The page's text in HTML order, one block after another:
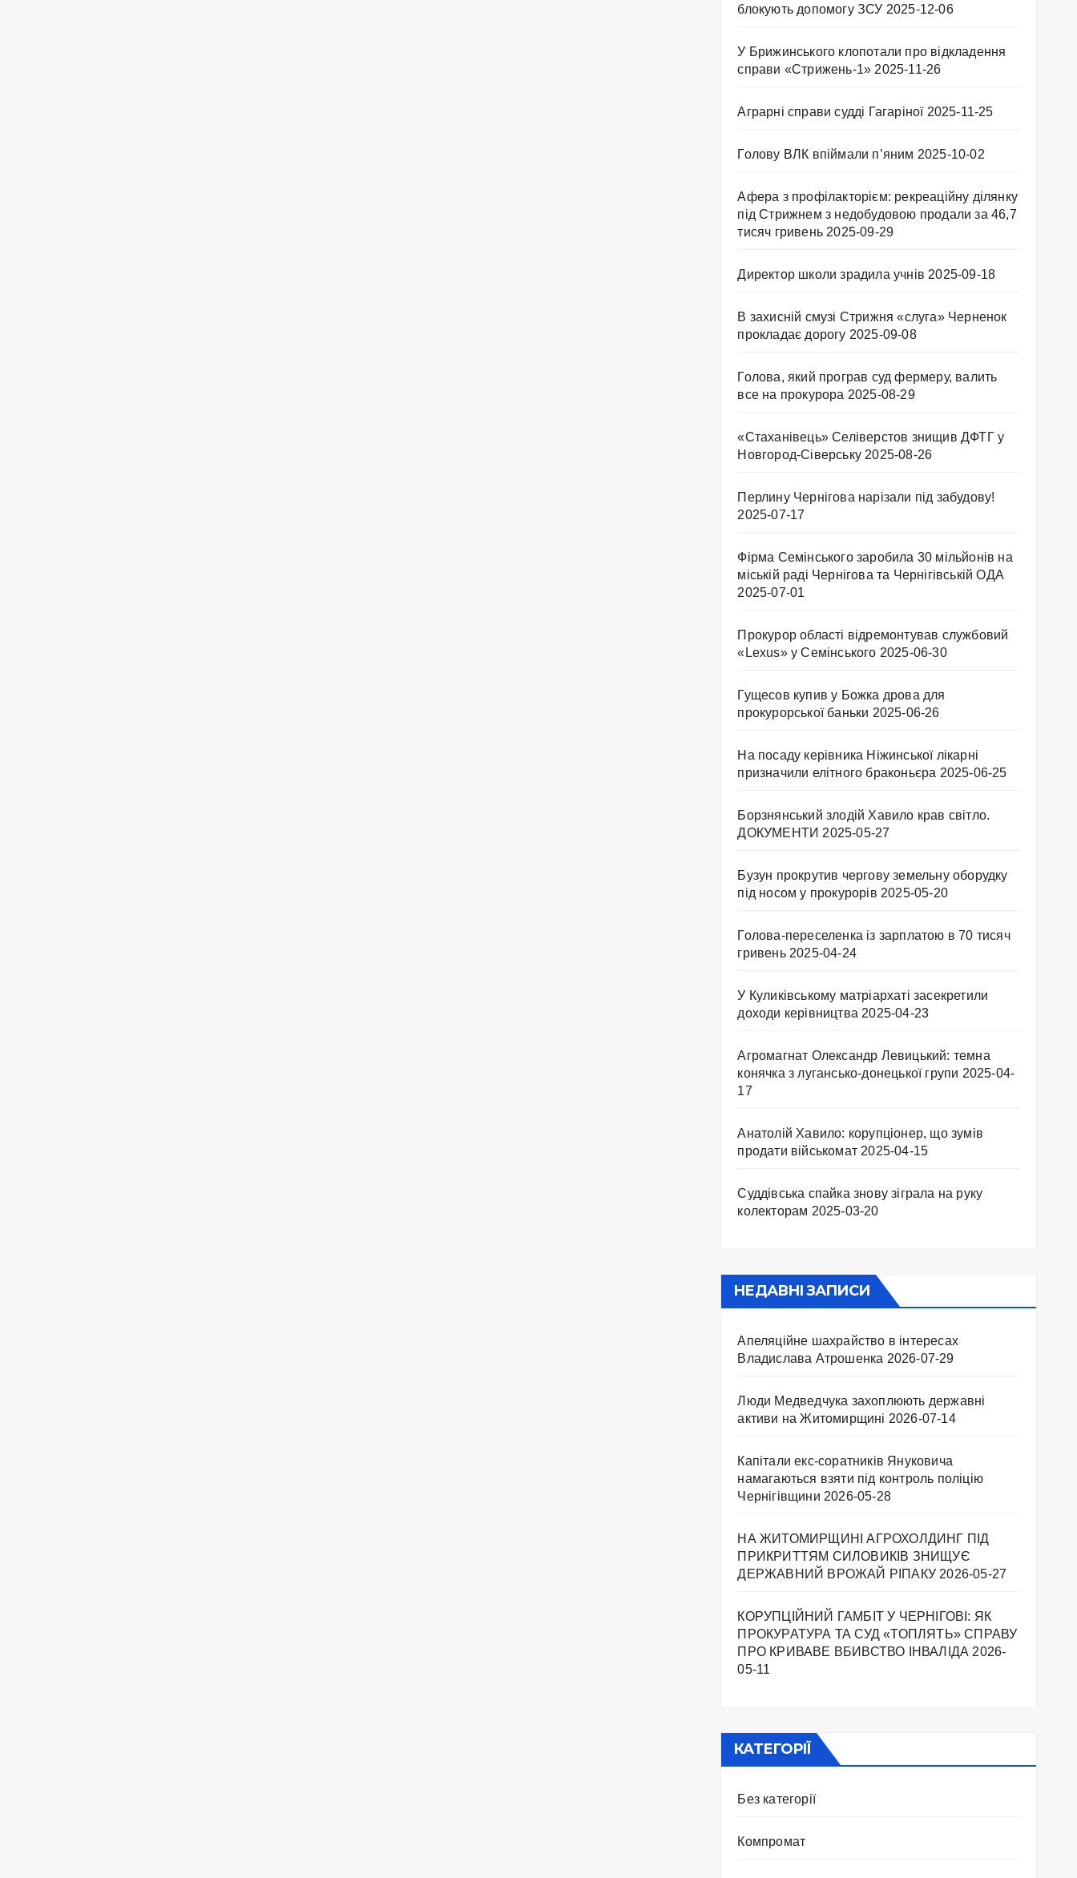
блокують допомогу ЗСУ 2025-12-06
У Брижинського клопотали про відкладення
справи «Стрижень-1» 2025-11-26
Аграрні справи судді Гагаріної 2025-11-25
Голову ВЛК впіймали п’яним 2025-10-02
Афера з профілакторієм: рекреаційну ділянку
під Стрижнем з недобудовою продали за 46,7
тисяч гривень 2025-09-29
Директор школи зрадила учнів 2025-09-18
В захисній смузі Стрижня «слуга» Черненок
прокладає дорогу 2025-09-08
Голова, який програв суд фермеру, валить
все на прокурора 2025-08-29
«Стаханівець» Селіверстов знищив ДФТГ у
Новгород-Сіверську 2025-08-26
Перлину Чернігова нарізали під забудову!
2025-07-17
Фірма Семінського заробила 30 мільйонів на
міській раді Чернігова та Чернігівській ОДА
2025-07-01
Прокурор області відремонтував службовий
«Lexus» у Семінського 2025-06-30
Гущесов купив у Божка дрова для
прокурорської баньки 2025-06-26
На посаду керівника Ніжинської лікарні
призначили елітного браконьєра 2025-06-25
Борзнянський злодій Хавило крав світло.
ДОКУМЕНТИ 2025-05-27
Бузун прокрутив чергову земельну оборудку
під носом у прокурорів 2025-05-20
Голова-переселенка із зарплатою в 70 тисяч
гривень 2025-04-24
У Куликівському матріархаті засекретили
доходи керівництва 2025-04-23
Агромагнат Олександр Левицький: темна
конячка з лугансько-донецької групи 2025-04-
17
Анатолій Хавило: корупціонер, що зумів
продати військомат 2025-04-15
Суддівська спайка знову зіграла на руку
колекторам 2025-03-20
НЕДАВНІ ЗАПИСИ
Апеляційне шахрайство в інтересах
Владислава Атрошенка 2026-07-29
Люди Медведчука захоплюють державні
активи на Житомирщині 2026-07-14
Капітали екс-соратників Януковича
намагаються взяти під контроль поліцію
Чернігівщини 2026-05-28
НА ЖИТОМИРЩИНІ АГРОХОЛДИНГ ПІД
ПРИКРИТТЯМ СИЛОВИКІВ ЗНИЩУЄ
ДЕРЖАВНИЙ ВРОЖАЙ РІПАКУ ​ 2026-05-27
КОРУПЦІЙНИЙ ГАМБІТ У ЧЕРНІГОВІ: ЯК
ПРОКУРАТУРА ТА СУД «ТОПЛЯТЬ» СПРАВУ
ПРО КРИВАВЕ ВБИВСТВО ІНВАЛІДА 2026-
05-11
КАТЕГОРІЇ
Без категорії
Компромат